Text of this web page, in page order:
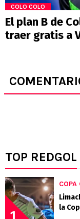
COLO COLO
El plan B de
traer gratis a
TOP REDGOL
1
COPA
la